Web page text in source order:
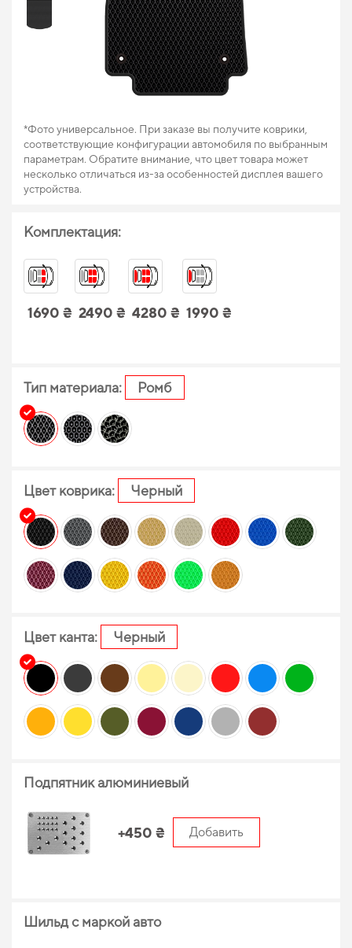
*Фото универсальное. При заказе вы получите коврики,
соответствующие конфигурации автомобиля по выбранным
параметрам. Обратите внимание, что цвет товара может
несколько отличаться из-за особенностей дисплея вашего
устройства.
Комплектация:
1690 ₴ 2490 ₴ 4280 ₴ 1990 ₴
Тип материала: Ромб
Цвет коврика: Черный
Цвет канта: Черный
Подпятник алюминиевый
+450 ₴ Добавить
Шильд с маркой авто